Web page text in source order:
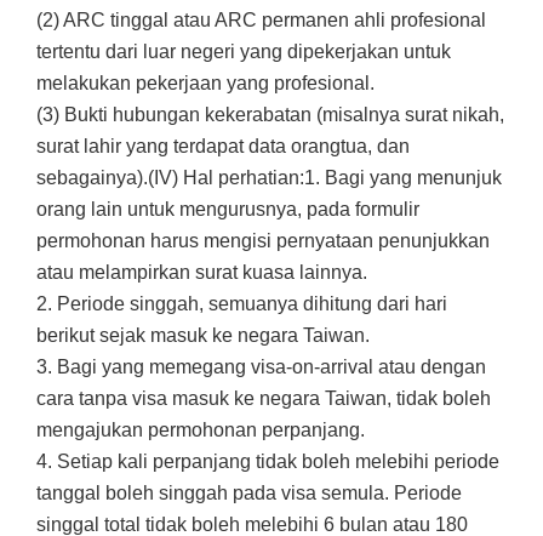
(2) ARC tinggal atau ARC permanen ahli profesional
tertentu dari luar negeri yang dipekerjakan untuk
melakukan pekerjaan yang profesional.
(3) Bukti hubungan kekerabatan (misalnya surat nikah,
surat lahir yang terdapat data orangtua, dan
sebagainya).(IV) Hal perhatian:1. Bagi yang menunjuk
orang lain untuk mengurusnya, pada formulir
permohonan harus mengisi pernyataan penunjukkan
atau melampirkan surat kuasa lainnya.
2. Periode singgah, semuanya dihitung dari hari
berikut sejak masuk ke negara Taiwan.
3. Bagi yang memegang visa-on-arrival atau dengan
cara tanpa visa masuk ke negara Taiwan, tidak boleh
mengajukan permohonan perpanjang.
4. Setiap kali perpanjang tidak boleh melebihi periode
tanggal boleh singgah pada visa semula. Periode
singgal total tidak boleh melebihi 6 bulan atau 180